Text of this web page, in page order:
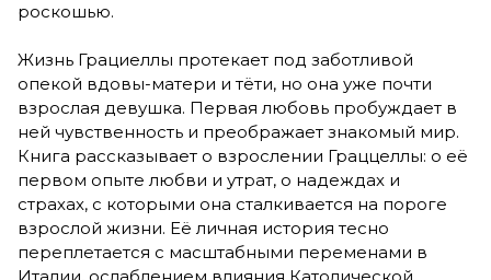
роскошью.
Жизнь Грациеллы протекает под заботливой
опекой вдовы-матери и тёти, но она уже почти
взрослая девушка. Первая любовь пробуждает в
ней чувственность и преображает знакомый мир.
Книга рассказывает о взрослении Граццеллы: о её
первом опыте любви и утрат, о надеждах и
страхах, с которыми она сталкивается на пороге
взрослой жизни. Её личная история тесно
переплетается с масштабными переменами в